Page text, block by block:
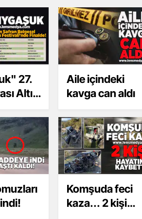
27.
Altın
Aile içindeki
kavga can aldı
Komşuda feci
kaza... 2 kişi